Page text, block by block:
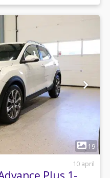
19
10 april